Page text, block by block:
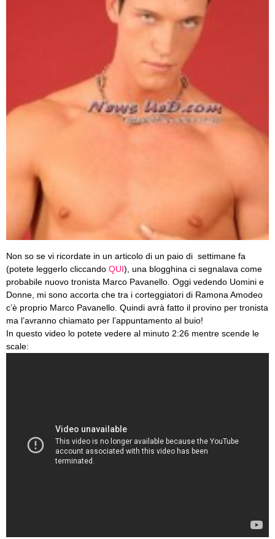
Non so se vi ricordate in un articolo di un paio di settimane fa
(potete leggerlo cliccando QUI), una blogghina ci segnalava come
probabile nuovo tronista Marco Pavanello. Oggi vedendo Uomini e
Donne, mi sono accorta che tra i corteggiatori di Ramona Amodeo
c’è proprio Marco Pavanello. Quindi avrà fatto il provino per tronista
ma l’avranno chiamato per l’appuntamento al buio!
In questo video lo potete vedere al minuto 2:26 mentre scende le
scale: